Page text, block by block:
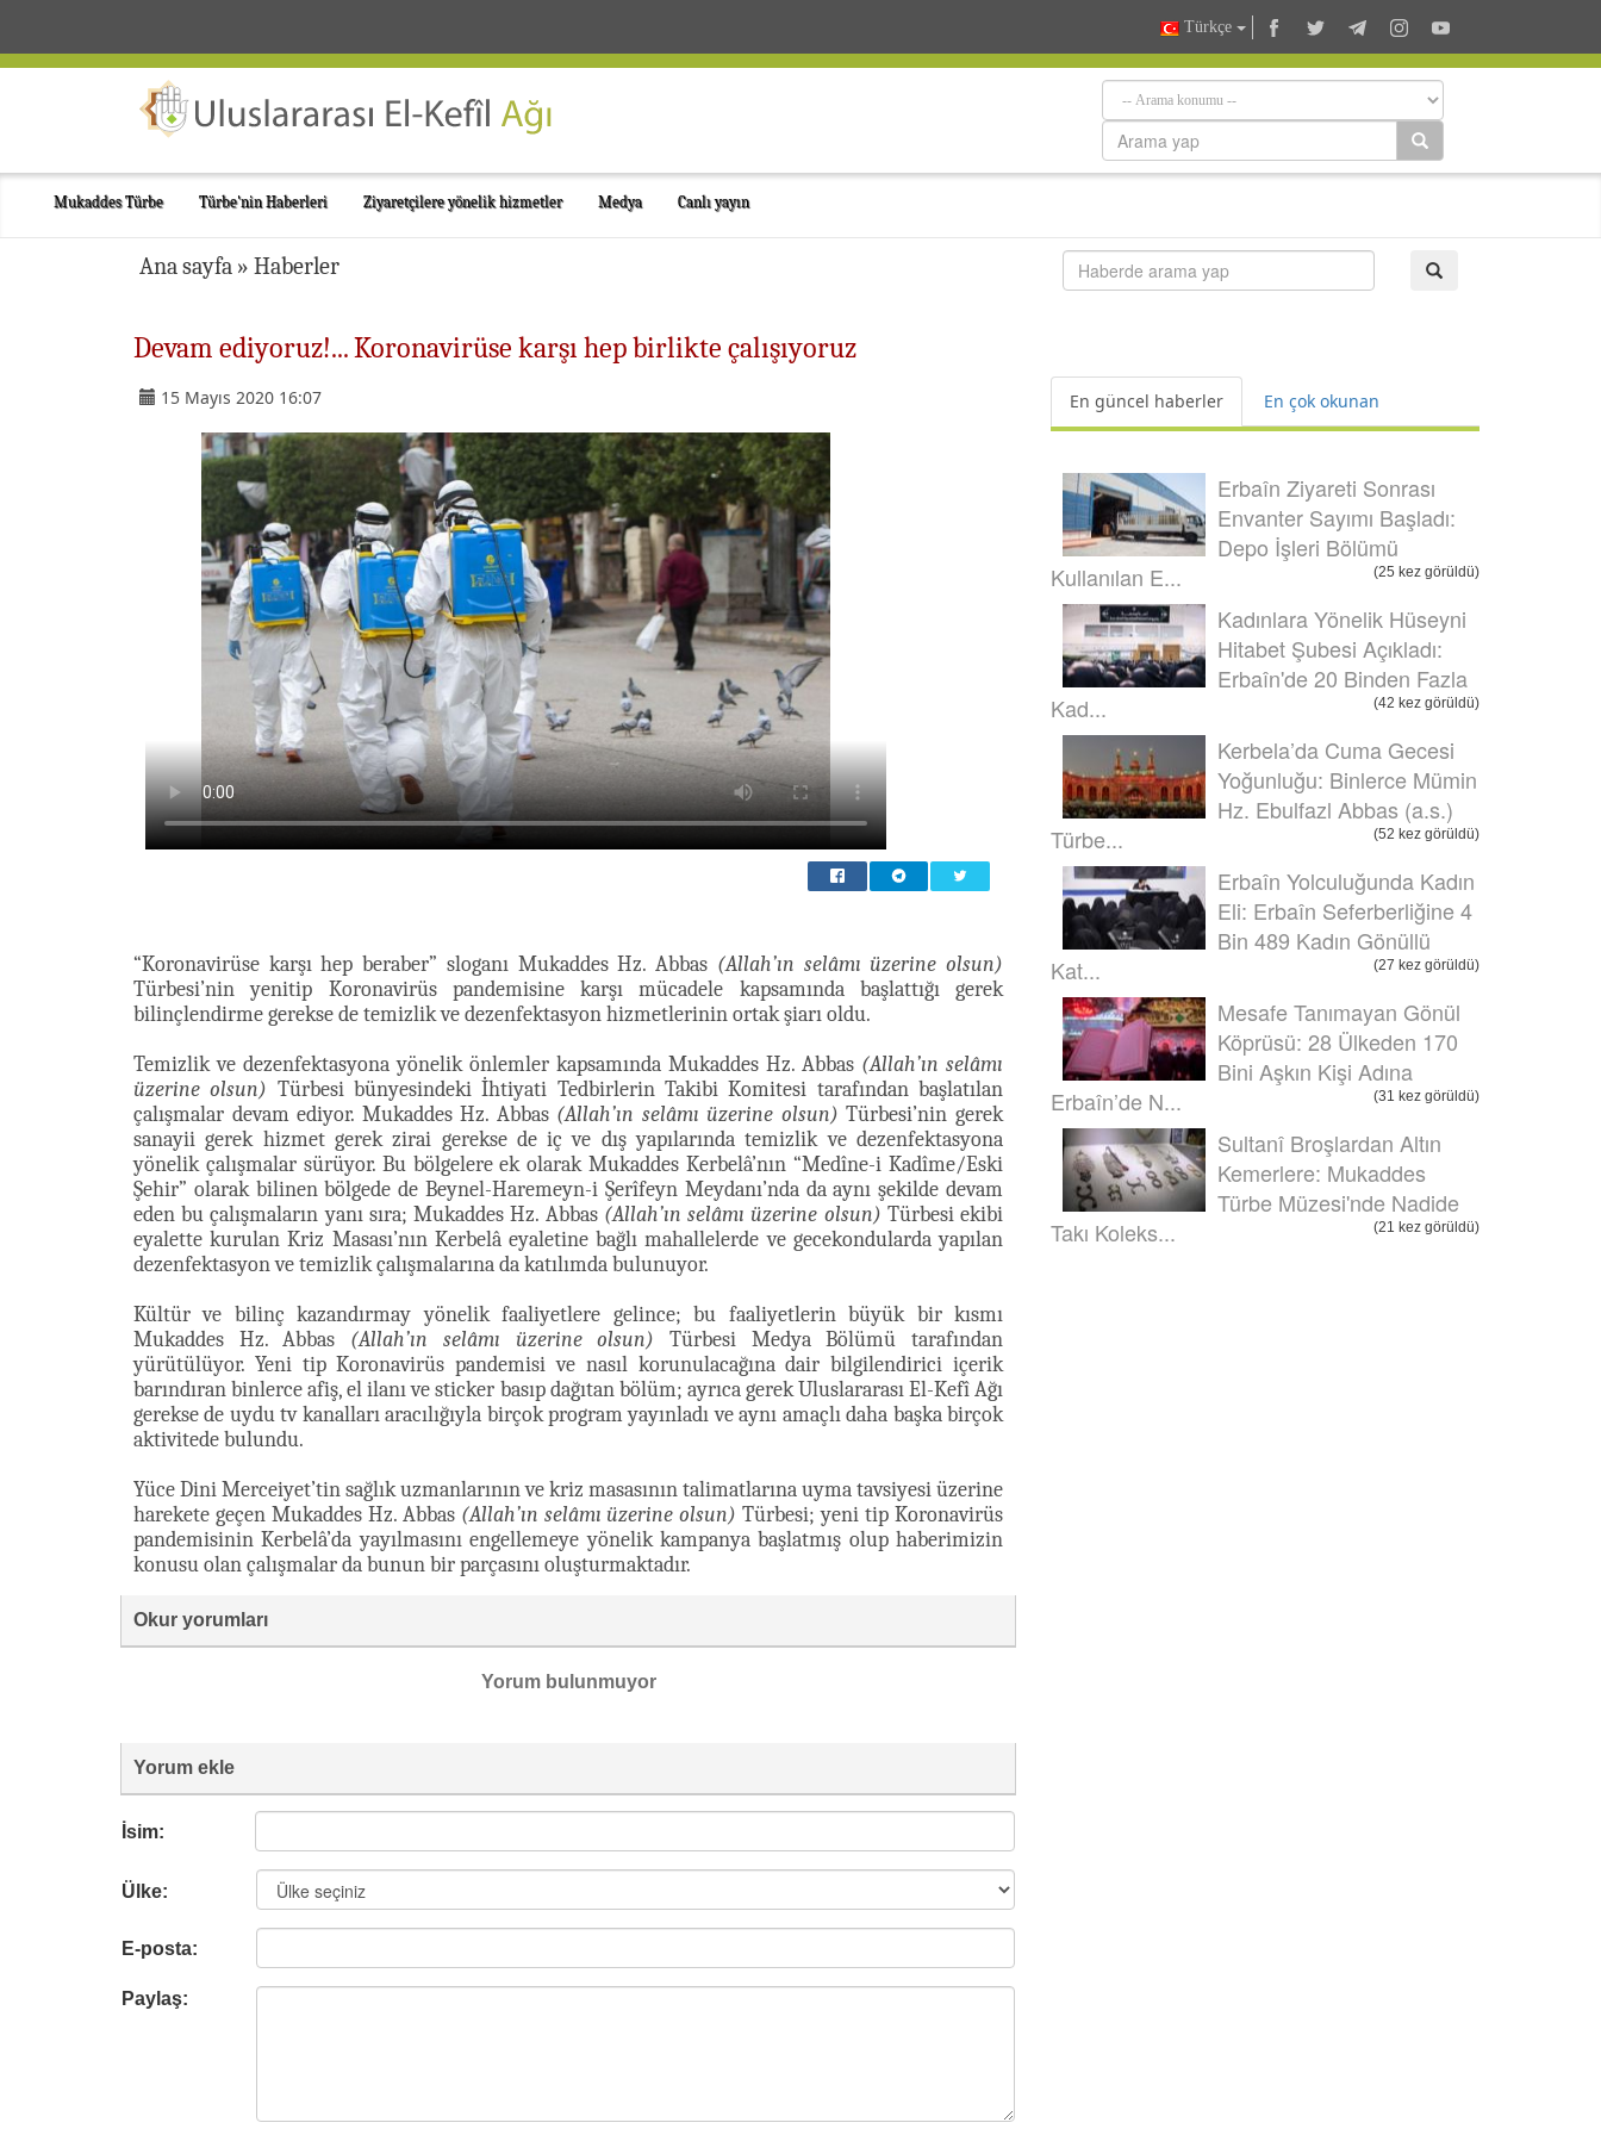
Türkçe
Mukaddes Türbe Türbe'nin Haberleri Ziyaretçilere yönelik hizmetler Medya Canlı yayın
Ana sayfa » Haberler
Devam ediyoruz!... Koronavirüse karşı hep birlikte çalışıyoruz
15 Mayıs 2020 16:07
“Koronavirüse karşı hep beraber” sloganı Mukaddes Hz. Abbas (Allah’ın selâmı üzerine olsun)
Türbesi’nin yenitip Koronavirüs pandemisine karşı mücadele kapsamında başlattığı gerek
bilinçlendirme gerekse de temizlik ve dezenfektasyon hizmetlerinin ortak şiarı oldu.
Temizlik ve dezenfektasyona yönelik önlemler kapsamında Mukaddes Hz. Abbas (Allah’ın selâmı
üzerine olsun) Türbesi bünyesindeki İhtiyati Tedbirlerin Takibi Komitesi tarafından başlatılan
çalışmalar devam ediyor. Mukaddes Hz. Abbas (Allah’ın selâmı üzerine olsun) Türbesi’nin gerek
sanayii gerek hizmet gerek zirai gerekse de iç ve dış yapılarında temizlik ve dezenfektasyona
yönelik çalışmalar sürüyor. Bu bölgelere ek olarak Mukaddes Kerbelâ’nın “Medîne-i Kadîme/Eski
Şehir” olarak bilinen bölgede de Beynel-Haremeyn-i Şerîfeyn Meydanı’nda da aynı şekilde devam
eden bu çalışmaların yanı sıra; Mukaddes Hz. Abbas (Allah’ın selâmı üzerine olsun) Türbesi ekibi
eyalette kurulan Kriz Masası’nın Kerbelâ eyaletine bağlı mahallelerde ve gecekondularda yapılan
dezenfektasyon ve temizlik çalışmalarına da katılımda bulunuyor.
Kültür ve bilinç kazandırmay yönelik faaliyetlere gelince; bu faaliyetlerin büyük bir kısmı
Mukaddes Hz. Abbas (Allah’ın selâmı üzerine olsun) Türbesi Medya Bölümü tarafından
yürütülüyor. Yeni tip Koronavirüs pandemisi ve nasıl korunulacağına dair bilgilendirici içerik
barındıran binlerce afiş, el ilanı ve sticker basıp dağıtan bölüm; ayrıca gerek Uluslararası El-Kefî Ağı
gerekse de uydu tv kanalları aracılığıyla birçok program yayınladı ve aynı amaçlı daha başka birçok
aktivitede bulundu.
Yüce Dini Merceiyet’tin sağlık uzmanlarının ve kriz masasının talimatlarına uyma tavsiyesi üzerine
harekete geçen Mukaddes Hz. Abbas (Allah’ın selâmı üzerine olsun) Türbesi; yeni tip Koronavirüs
pandemisinin Kerbelâ’da yayılmasını engellemeye yönelik kampanya başlatmış olup haberimizin
konusu olan çalışmalar da bunun bir parçasını oluşturmaktadır.
Okur yorumları
Yorum bulunmuyor
Yorum ekle
İsim:
Ülke:
E-posta:
Paylaş:
En güncel haberler En çok okunan
Erbaîn Ziyareti Sonrası
Envanter Sayımı Başladı:
Depo İşleri Bölümü
Kullanılan E...
(25 kez görüldü)
Kadınlara Yönelik Hüseyni
Hitabet Şubesi Açıkladı:
Erbaîn'de 20 Binden Fazla
Kad...
(42 kez görüldü)
Kerbela’da Cuma Gecesi
Yoğunluğu: Binlerce Mümin
Hz. Ebulfazl Abbas (a.s.)
Türbe...
(52 kez görüldü)
Erbaîn Yolculuğunda Kadın
Eli: Erbaîn Seferberliğine 4
Bin 489 Kadın Gönüllü
Kat...
(27 kez görüldü)
Mesafe Tanımayan Gönül
Köprüsü: 28 Ülkeden 170
Bini Aşkın Kişi Adına
Erbaîn’de N...
(31 kez görüldü)
Sultanî Broşlardan Altın
Kemerlere: Mukaddes
Türbe Müzesi'nde Nadide
Takı Koleks...
(21 kez görüldü)